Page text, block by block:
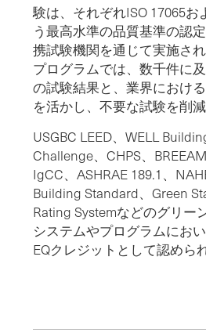
験は、それぞれISO 17065お
う最高水準の品質基準の認
携試験機関を通じて実施さ
プログラムでは、数千件に
の試験結果と、業界におけ
を活かし、不要な試験を削減
USGBC LEED、WELL
Challenge、CHPS、
IgCC、ASHRAE 189.1、
Building Standard、Green
Rating Systemなどのグリー
システムやプログラムにお
EQクレジットとして認めら